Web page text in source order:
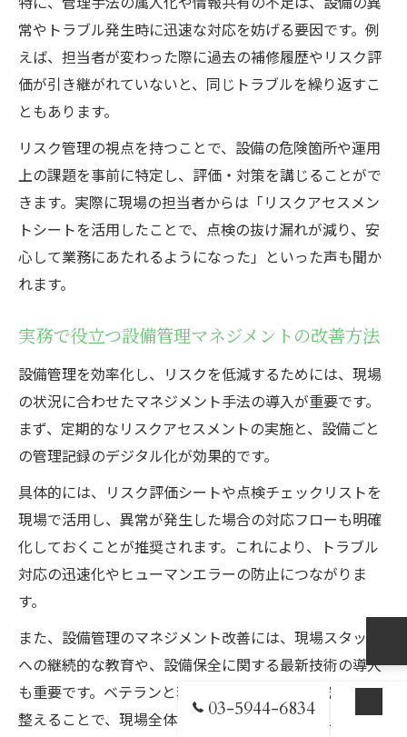
常やトラブル発生時に迅速な対応を妨げる要因です。例
えば、担当者が変わった際に過去の補修履歴やリスク評
価が引き継がれていないと、同じトラブルを繰り返すこ
ともあります。
リスク管理の視点を持つことで、設備の危険箇所や運用
上の課題を事前に特定し、評価・対策を講じることがで
きます。実際に現場の担当者からは「リスクアセスメン
トシートを活用したことで、点検の抜け漏れが減り、安
心して業務にあたれるようになった」といった声も聞か
れます。
実務で役立つ設備管理マネジメントの改善方法
設備管理を効率化し、リスクを低減するためには、現場
の状況に合わせたマネジメント手法の導入が重要です。
まず、定期的なリスクアセスメントの実施と、設備ごと
の管理記録のデジタル化が効果的です。
具体的には、リスク評価シートや点検チェックリストを
現場で活用し、異常が発生した場合の対応フローも明確
化しておくことが推奨されます。これにより、トラブル
対応の迅速化やヒューマンエラーの防止につながりま
す。
また、設備管理のマネジメント改善には、現場スタッフ
への継続的な教育や、設備保全に関する最新技術の導入
も重要です。ベテランと若手が知識を共有できる環境を
整えることで、現場全体のリスク対応力が向上します。
03-5944-6834